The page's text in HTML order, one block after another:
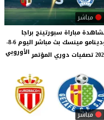
مباشر
مباراة سبورتينج براجا
ودينامو مينسك بث مباشر اليوم 6-8-
دوري المؤتمر
الأوروبي
مباشر